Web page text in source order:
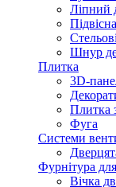
Ліпний
Шнур
Плитка
3D-
Плитка
Фуга
Системи
Фурнітура
Вічка